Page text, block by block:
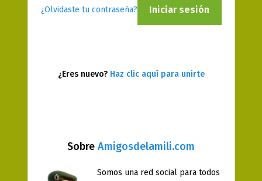
Sobre Amigosdelamili.com
Somos una red social para todos
¿Olvidaste tu contraseña? Iniciar sesión
¿Eres nuevo? Haz clic aquí para unirte